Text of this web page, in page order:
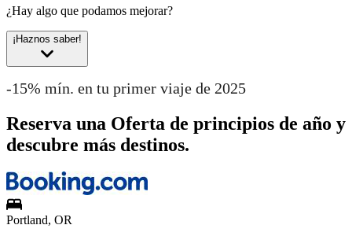
¿Hay algo que podamos mejorar?
¡Haznos saber!
-15% mín. en tu primer viaje de 2025
Reserva una Oferta de principios de año y
descubre más destinos.
Portland, OR